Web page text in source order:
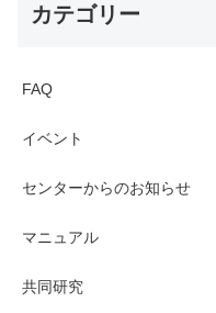
カテゴリー
FAQ
イベント
センターからのお知らせ
マニュアル
共同研究